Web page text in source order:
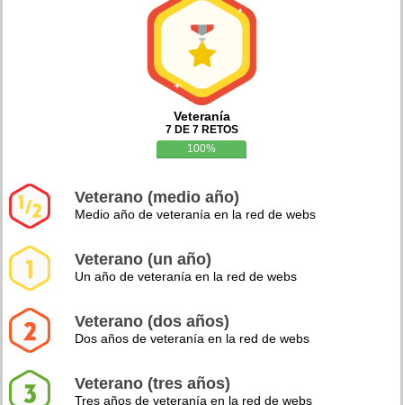
Veteranía
7 DE 7 RETOS
100%
Veterano (medio año)
Medio año de veteranía en la red de webs
Veterano (un año)
Un año de veteranía en la red de webs
Veterano (dos años)
Dos años de veteranía en la red de webs
Veterano (tres años)
Tres años de veteranía en la red de webs